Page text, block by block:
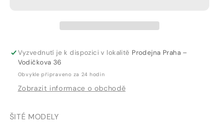
Vyzvednutí je k dispozici v lokalitě Prodejna Praha –
Vodičkova 36
Obvykle připraveno za 24 hodin
Zobrazit informace o obchodě
ŠITÉ MODELY